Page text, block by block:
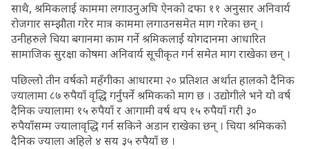
साथै, श्रमिकलाई काममा लगाउनुअघि ऐनको दफा ११ अनुसार अनिवार्य
रोजगार सम्झौता गरेर मात्र काममा लगाउनसमेत माग गरेका छन् ।
उनीहरुले चिया बगानमा काम गर्ने श्रमिकलाई योगदानमा आधारित
सामाजिक सुरक्षा कोषमा अनिवार्य सूचीकृत गर्न समेत माग राखेका छन् ।
पछिल्लो तीन वर्षको महँगीका आधारमा २० प्रतिशत अर्थात हालको दैनिक
ज्यालामा ८७ रुपैयाँ वृद्धि गर्नुपर्ने श्रमिकको माग छ । उद्योगीले भने यो वर्ष
दैनिक ज्यालामा १५ रुपैयाँ र आगामी वर्ष थप १५ रुपैयाँ गरी ३०
रुपैयाँसम्म ज्यालावृद्धि गर्न सकिने अडान राखेका छन् । चिया श्रमिकको
दैनिक ज्याला अहिले ४ सय ३५ रुपैयाँ छ ।